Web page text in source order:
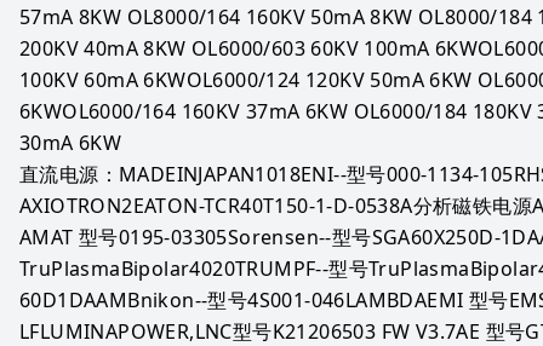
57mA 8KW OL8000/164 160KV 50mA 8KW OL8000/
200KV 40mA 8KW OL6000/603 60KV 100mA
100KV 60mA 6KWOL6000/124 120KV 50mA 6KW
6KWOL6000/164 160KV 37mA 6KW OL6000/184
30mA 6KW
直流电源：MADEINJAPAN1018ENI--型号000-1134-
AXIOTRON2EATON-TCR40T150-1-D-0538A分析磁铁电
AMAT 型号0195-03305Sorensen--型号SGA60X250D-
TruPlasmaBipolar4020TRUMPF--型号
60D1DAAMBnikon--型号4S001-046LAMBDAEMI 型号
LFLUMINAPOWER,LNC型号K21206503 FW V3.7AE 型号